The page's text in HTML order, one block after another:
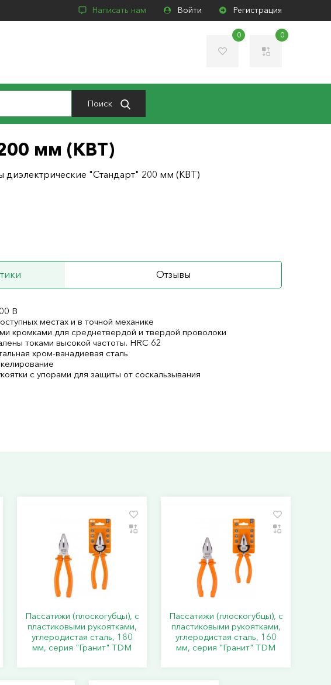
Написать нам Войти Регистрация
0 0
Поиск
мм (КВТ)
диэлектрические "Стандарт" 200 мм (КВТ)
Отзывы
В
местах и в точной механике
кромками для среднетвердой и твердой проволоки
токами высокой частоты. HRC 62
хром-ванадиевая сталь
с упорами для защиты от соскальзывания
Пассатижи (плоскогубцы), с
пластиковыми рукоятками,
углеродистая сталь, 180
мм, серия "Гранит" TDM
Пассатижи (плоскогубцы), с
пластиковыми рукоятками,
углеродистая сталь, 160
мм, серия "Гранит" TDM